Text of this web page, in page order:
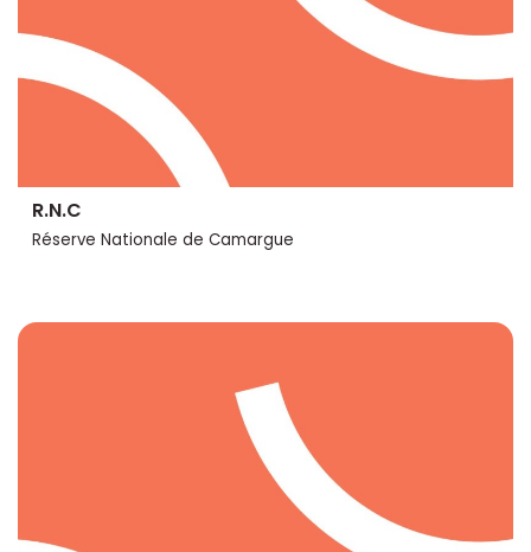
R.N.C
Réserve Nationale de Camargue